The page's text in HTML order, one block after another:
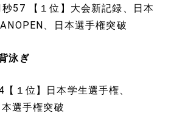
57 【１位】大会新記録、日本
、日本選手権突破
泳ぎ
１位】日本学生選手権、
選手権突破